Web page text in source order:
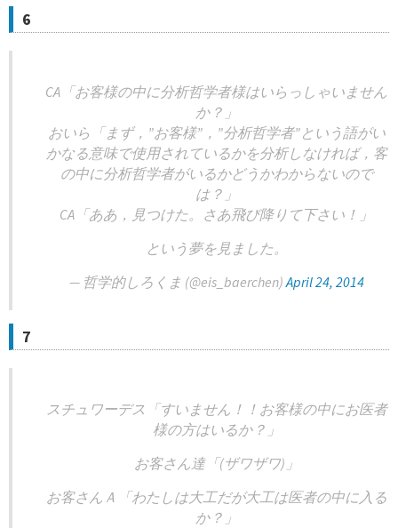
6
CA「お客様の中に分析哲学者様はいらっしゃいません
か？」
おいら「まず，”お客様”，”分析哲学者”という語がい
かなる意味で使用されているかを分析しなければ，客
の中に分析哲学者がいるかどうかわからないので
は？」
CA「ああ，見つけた。さあ飛び降りて下さい！」
という夢を見ました。
— 哲学的しろくま (@eis_baerchen)April 24, 2014
7
スチュワーデス「すいません！！お客様の中にお医者
様の方はいるか？」
お客さん達「(ザワザワ)」
お客さんＡ「わたしは大工だが大工は医者の中に入る
か？」